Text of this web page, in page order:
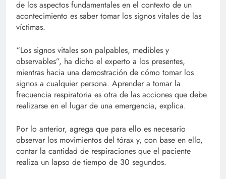
de los aspectos fundamentales en el contexto de un
acontecimiento es saber tomar los signos vitales de las
víctimas.
“Los signos vitales son palpables, medibles y
observables”, ha dicho el experto a los presentes,
mientras hacia una demostración de cómo tomar los
signos a cualquier persona. Aprender a tomar la
frecuencia respiratoria es otra de las acciones que debe
realizarse en el lugar de una emergencia, explica.
Por lo anterior, agrega que para ello es necesario
observar los movimientos del tórax y, con base en ello,
contar la cantidad de respiraciones que el paciente
realiza un lapso de tiempo de 30 segundos.